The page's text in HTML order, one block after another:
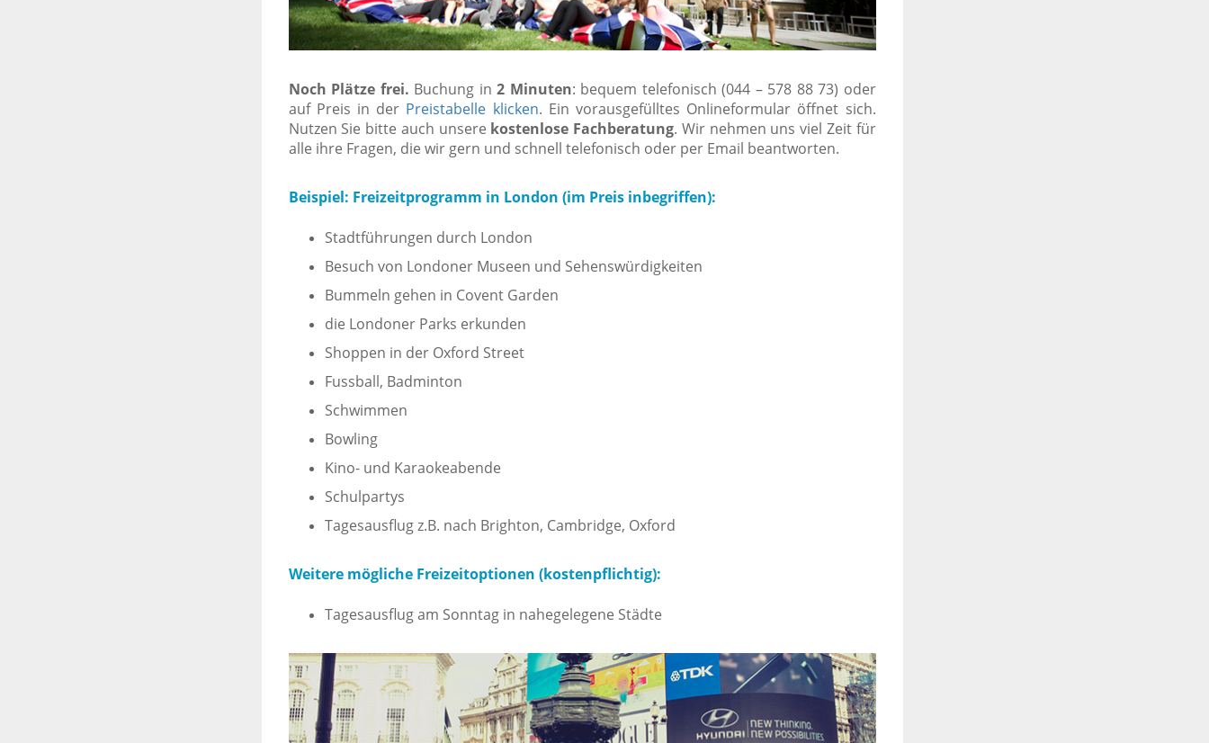
Noch Plätze frei. Buchung in 2 Minuten: bequem telefonisch (044 – 578 88 73) oder
auf Preis in der Preistabelle klicken. Ein vorausgefülltes Onlineformular öffnet sich.
Nutzen Sie bitte auch unsere kostenlose Fachberatung. Wir nehmen uns viel Zeit für
alle ihre Fragen, die wir gern und schnell telefonisch oder per Email beantworten.
Beispiel: Freizeitprogramm in London (im Preis inbegriffen):
Stadtführungen durch London
Besuch von Londoner Museen und Sehenswürdigkeiten
Bummeln gehen in Covent Garden
die Londoner Parks erkunden
Shoppen in der Oxford Street
Fussball, Badminton
Schwimmen
Bowling
Kino- und Karaokeabende
Schulpartys
Tagesausflug z.B. nach Brighton, Cambridge, Oxford
Weitere mögliche Freizeitoptionen (kostenpflichtig):
Tagesausflug am Sonntag in nahegelegene Städte